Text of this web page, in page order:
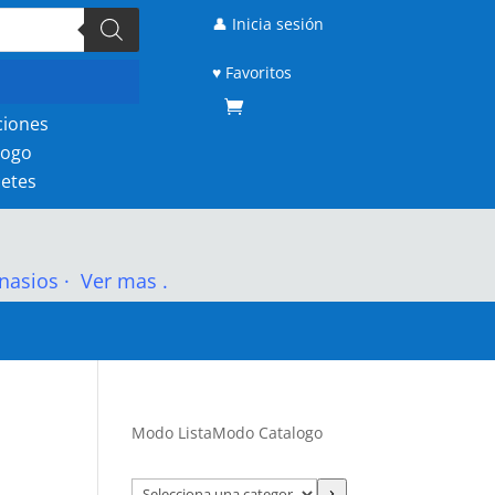
👤 Inicia sesión
♥ Favoritos
· Ver mas .
Modo ListaModo Catalogo
Selecciona